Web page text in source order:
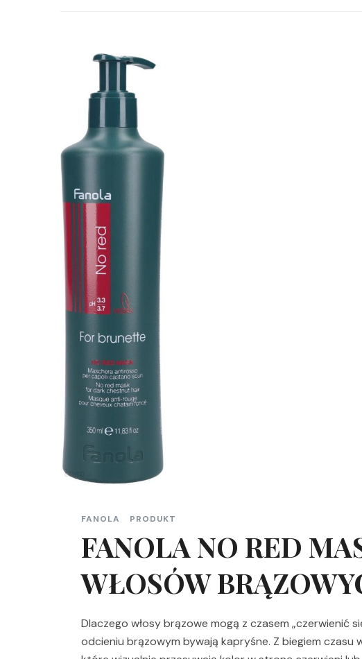
FANOLA PRODUKT
FANOLA NO RED
WŁOSÓW
Dlaczego włosy brązowe mogą z czasem „czerwienić
odcieniu brązowym bywają kapryśne. Z biegiem czasu